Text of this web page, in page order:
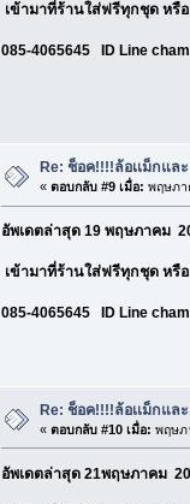
เข้ามาที่ร้านใส่ฟรีทุกชุด หรื
085-4065645 ID Line
Re: ช็อค!!!!ล้อเเม็กแล
«ตอบกลับ #9 เมื่อ: พฤษภา
อัพเดตล่าสุด 19 พฤษภาคม
เข้ามาที่ร้านใส่ฟรีทุกชุด หรื
085-4065645 ID Line
Re: ช็อค!!!!ล้อเเม็กแล
«ตอบกลับ #10 เมื่อ: พฤษภ
อัพเดตล่าสุด 21พฤษภาคม